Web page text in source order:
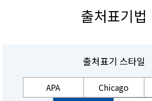
출처표기법
출처표기 스타일
APA Chicago